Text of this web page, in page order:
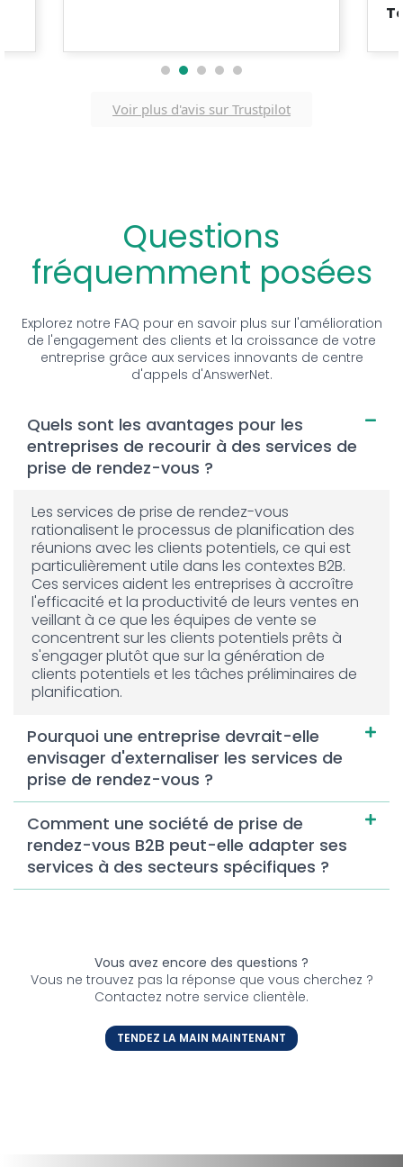
Voir plus d'avis sur Trustpilot
Questions
fréquemment posées
Explorez notre FAQ pour en savoir plus sur l'amélioration
de l'engagement des clients et la croissance de votre
entreprise grâce aux services innovants de centre
d'appels d'AnswerNet.
Quels sont les avantages pour les
entreprises de recourir à des services de
prise de rendez-vous ?
Les services de prise de rendez-vous
rationalisent le processus de planification des
réunions avec les clients potentiels, ce qui est
particulièrement utile dans les contextes B2B.
Ces services aident les entreprises à accroître
l'efficacité et la productivité de leurs ventes en
veillant à ce que les équipes de vente se
concentrent sur les clients potentiels prêts à
s'engager plutôt que sur la génération de
clients potentiels et les tâches préliminaires de
planification.
Pourquoi une entreprise devrait-elle
envisager d'externaliser les services de
prise de rendez-vous ?
Comment une société de prise de
rendez-vous B2B peut-elle adapter ses
services à des secteurs spécifiques ?
Vous avez encore des questions ?
Vous ne trouvez pas la réponse que vous cherchez ?
Contactez notre service clientèle.
TENDEZ LA MAIN MAINTENANT